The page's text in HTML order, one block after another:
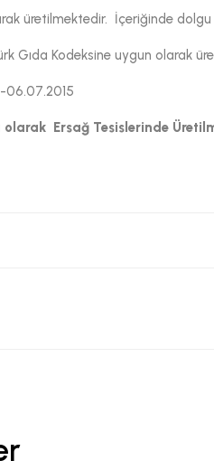
üretilmektedir. İçeriğinde
Gıda Kodeksine uygun olarak
06.07.2015
Ersağ Tesislerinde